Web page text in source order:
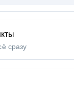
сразу